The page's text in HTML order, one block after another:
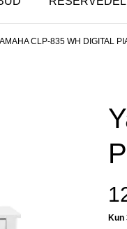
CLP-835 WH DIGITAL